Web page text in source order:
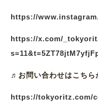
https://
https://x.com/
♬ お問い合わせはこちら
https://tokyoritz.com/